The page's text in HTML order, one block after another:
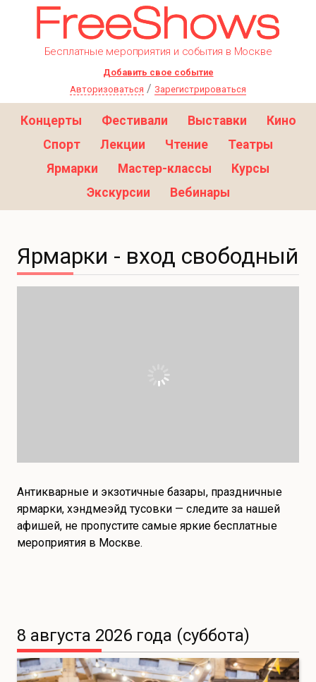
Бесплатные мероприятия и события в Москве
Добавить свое событие
Авторизоваться / Зарегистрироваться
Концерты Фестивали Выставки
Кино
Спорт
Лекции Чтение
Театры
Ярмарки
Мастер-классы
Курсы
Экскурсии
Вебинары
Ярмарки - вход свободный
Антикварные и экзотичные базары, праздничные
ярмарки, хэндмеэйд тусовки — следите за нашей
афишей, не пропустите самые яркие бесплатные
мероприятия в Москве.
8 августа 2026 года (суббота)